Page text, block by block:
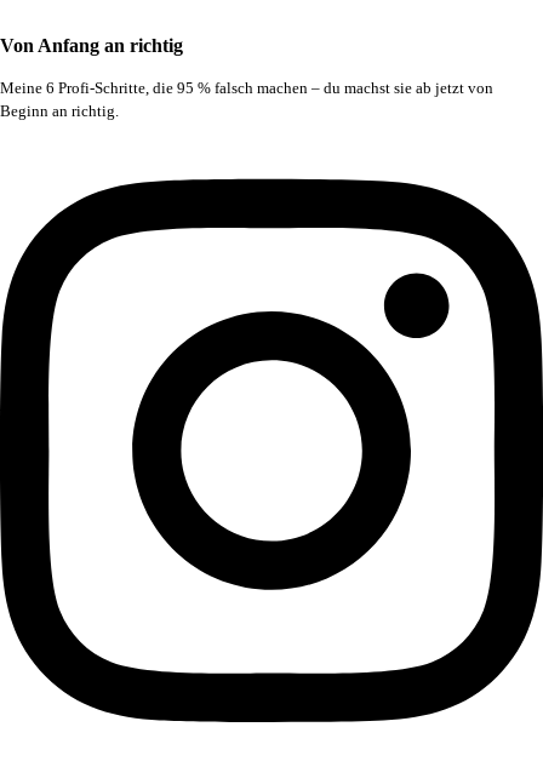
Von Anfang an richtig
Meine 6 Profi-Schritte, die 95 % falsch machen – du machst sie ab jetzt von
Beginn an richtig.